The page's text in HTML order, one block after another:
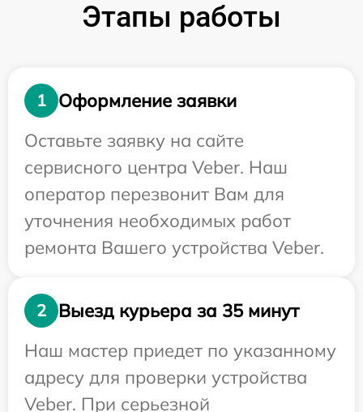
Этапы работы
1
Оформление заявки
Оставьте заявку на сайте
сервисного центра Veber. Наш
оператор перезвонит Вам для
уточнения необходимых работ
ремонта Вашего устройства Veber.
2
Выезд курьера за 35 минут
Наш мастер приедет по указанному
адресу для проверки устройства
Veber. При серьезной